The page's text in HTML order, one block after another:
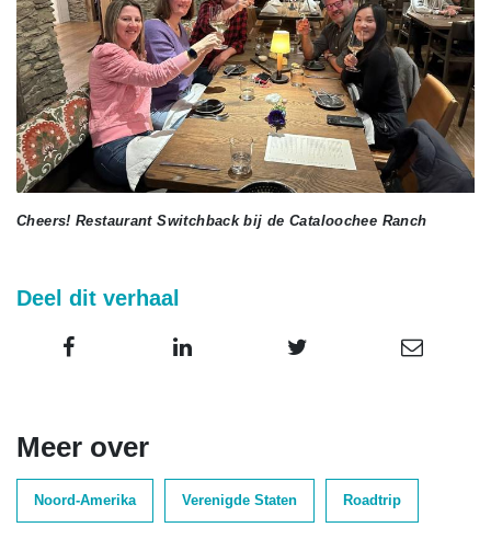
Cheers! Restaurant Switchback bij de Cataloochee Ranch
Deel dit verhaal
Meer over
Noord-Amerika Verenigde Staten Roadtrip